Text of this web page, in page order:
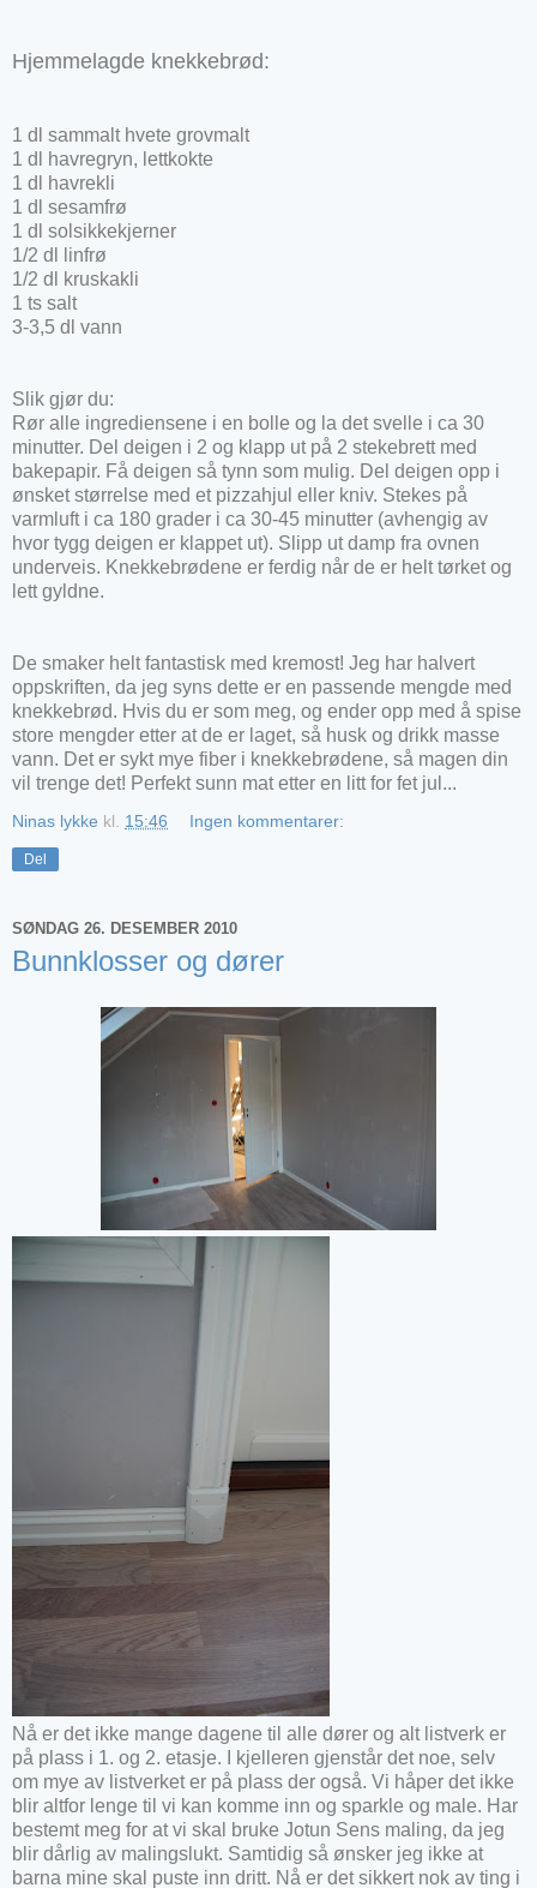
Hjemmelagde knekkebrød:
1 dl sammalt hvete grovmalt
1 dl havregryn, lettkokte
1 dl havrekli
1 dl sesamfrø
1 dl solsikkekjerner
1/2 dl linfrø
1/2 dl kruskakli
1 ts salt
3-3,5 dl vann
Slik gjør du:
Rør alle ingrediensene i en bolle og la det svelle i ca 30
minutter. Del deigen i 2 og klapp ut på 2 stekebrett med
bakepapir. Få deigen så tynn som mulig. Del deigen opp i
ønsket størrelse med et pizzahjul eller kniv. Stekes på
varmluft i ca 180 grader i ca 30-45 minutter (avhengig av
hvor tygg deigen er klappet ut). Slipp ut damp fra ovnen
underveis. Knekkebrødene er ferdig når de er helt tørket og
lett gyldne.
De smaker helt fantastisk med kremost! Jeg har halvert
oppskriften, da jeg syns dette er en passende mengde med
knekkebrød. Hvis du er som meg, og ender opp med å spise
store mengder etter at de er laget, så husk og drikk masse
vann. Det er sykt mye fiber i knekkebrødene, så magen din
vil trenge det! Perfekt sunn mat etter en litt for fet jul...
Ninas lykke kl. 15:46 Ingen kommentarer:
Del
SØNDAG 26. DESEMBER 2010
Bunnklosser og dører
Nå er det ikke mange dagene til alle dører og alt listverk er
på plass i 1. og 2. etasje. I kjelleren gjenstår det noe, selv
om mye av listverket er på plass der også. Vi håper det ikke
blir altfor lenge til vi kan komme inn og sparkle og male. Har
bestemt meg for at vi skal bruke Jotun Sens maling, da jeg
blir dårlig av malingslukt. Samtidig så ønsker jeg ikke at
barna mine skal puste inn dritt. Nå er det sikkert nok av ting i